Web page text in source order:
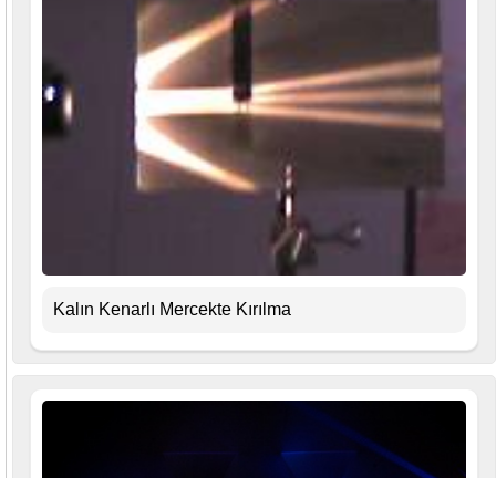
Kalın Kenarlı Mercekte Kırılma